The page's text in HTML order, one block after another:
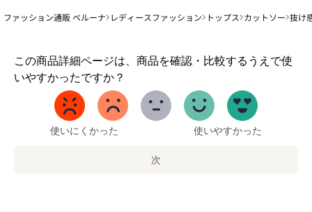
ファッション通販 ベルーナ レディースファッション トップス カットソー 抜け
この商品詳細ページは、商品を確認・比較するうえで使
いやすかったですか？
1
か
使いにくかった 使いやすかった
次